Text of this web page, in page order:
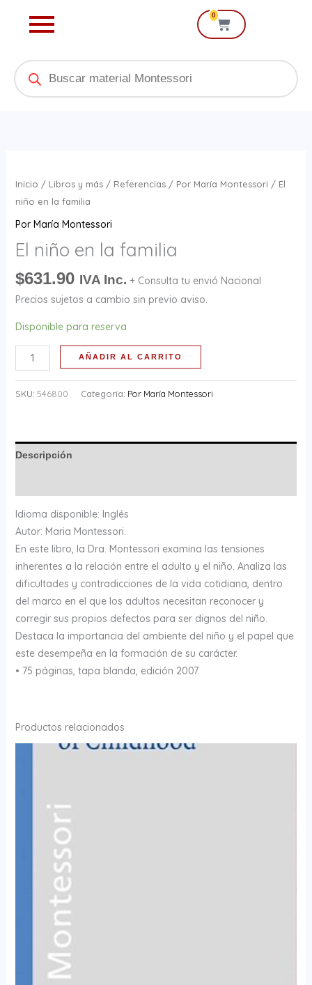
0
Cart
Products
search
Inicio / Libros y más/ Referencias/ Por María Montessori / El
niño en la familia
Por María Montessori
El niño en la familia
$631.90 IVA Inc. + Consulta tu envió Nacional
Precios sujetos a cambio sin previo aviso.
Disponible para reserva
niño
en
cantidad
AÑADIR AL CARRITO
SKU: 546800 Categoría: Por María Montessori
Descripción
Idioma disponible: Inglés
Autor: Maria Montessori.
En este libro, la Dra. Montessori examina las tensiones
inherentes a la relación entre el adulto y el niño. Analiza las
dificultades y contradicciones de la vida cotidiana, dentro
del marco en el que los adultos necesitan reconocer y
corregir sus propios defectos para ser dignos del niño.
Destaca la importancia del ambiente del niño y el papel que
este desempeña en la formación de su carácter.
• 75 páginas, tapa blanda, edición 2007.
Productos relacionados